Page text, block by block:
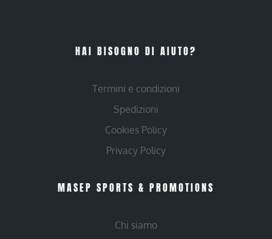
HAI BISOGNO DI AIUTO?
Termini e condizioni
Spedizioni
Cookies Policy
Privacy Policy
MASEP SPORTS & PROMOTIONS
Chi siamo